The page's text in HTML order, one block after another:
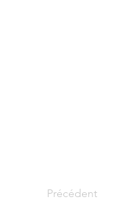
Précédent